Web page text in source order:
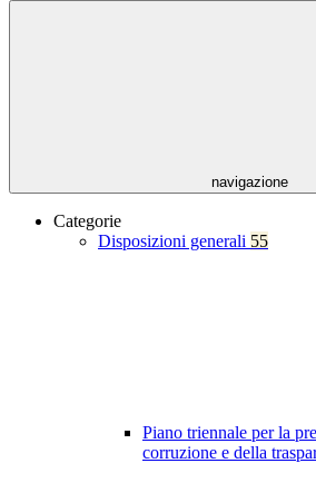
navigazione
Categorie
Disposizioni generali 55
Piano triennale per la
corruzione e della